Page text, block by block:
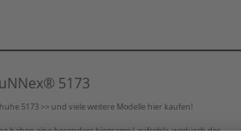
5173
5173 >> und viele weitere Modelle hier kaufen!
haben eine besonders biegsame Laufsohle, wodurch der